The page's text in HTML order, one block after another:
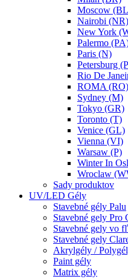
Moscow
Nairobi (NR)
New York
Palermo
Paris (N)
Petersburg
Rio De
ROMA (RO)
Sydney (M)
Tokyo (GR)
Toronto (T)
Venice (GL)
Vienna (VI)
Warsaw (P)
Winter In
Wroclaw
Sady produktov
UV/LED Gély
Stavebné gély Palu
Stavebné gely Pro
Stavebné gely vo
Stavebné gely
Akrylgély /
Paint gély
Matrix gély